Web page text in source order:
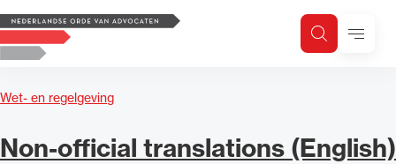
Logo, to the homepage
ZoekenMenu
Wet- en regelgeving
Navigeer inhoud van
Non-official translations (English)
Navigeer inhoud van Non-
Zoeken
Zoek op trefwoord